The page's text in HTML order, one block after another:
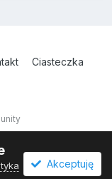
Ciasteczka
Akceptuję